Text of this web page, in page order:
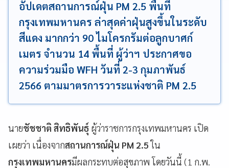
อัปเดตสถานการณ์ฝุ่น PM 2.5 พื้นที่
กรุงเทพมหานคร ล่าสุดค่าฝุ่นสูงขึ้นในระดับ
สีแดง มากกว่า 90 ไมโครกรัมต่อลูกบาศก์
เมตร จำนวน 14 พื้นที่ ผู้ว่าฯ ประกาศขอ
ความร่วมมือ WFH วันที่ 2-3 กุมภาพันธ์
2566 ตามมาตรการวาระแห่งชาติ PM 2.5
นายชัชชาติ สิทธิพันธุ์ ผู้ว่าราชการกรุงเทพมหานคร เปิด
เผยว่า เนื่องจากสถานการณ์ฝุ่น PM 2.5ใน
กรุงเทพมหานครมีผลกระทบต่อสุขภาพ โดยวันนี้ (1 ก.พ.